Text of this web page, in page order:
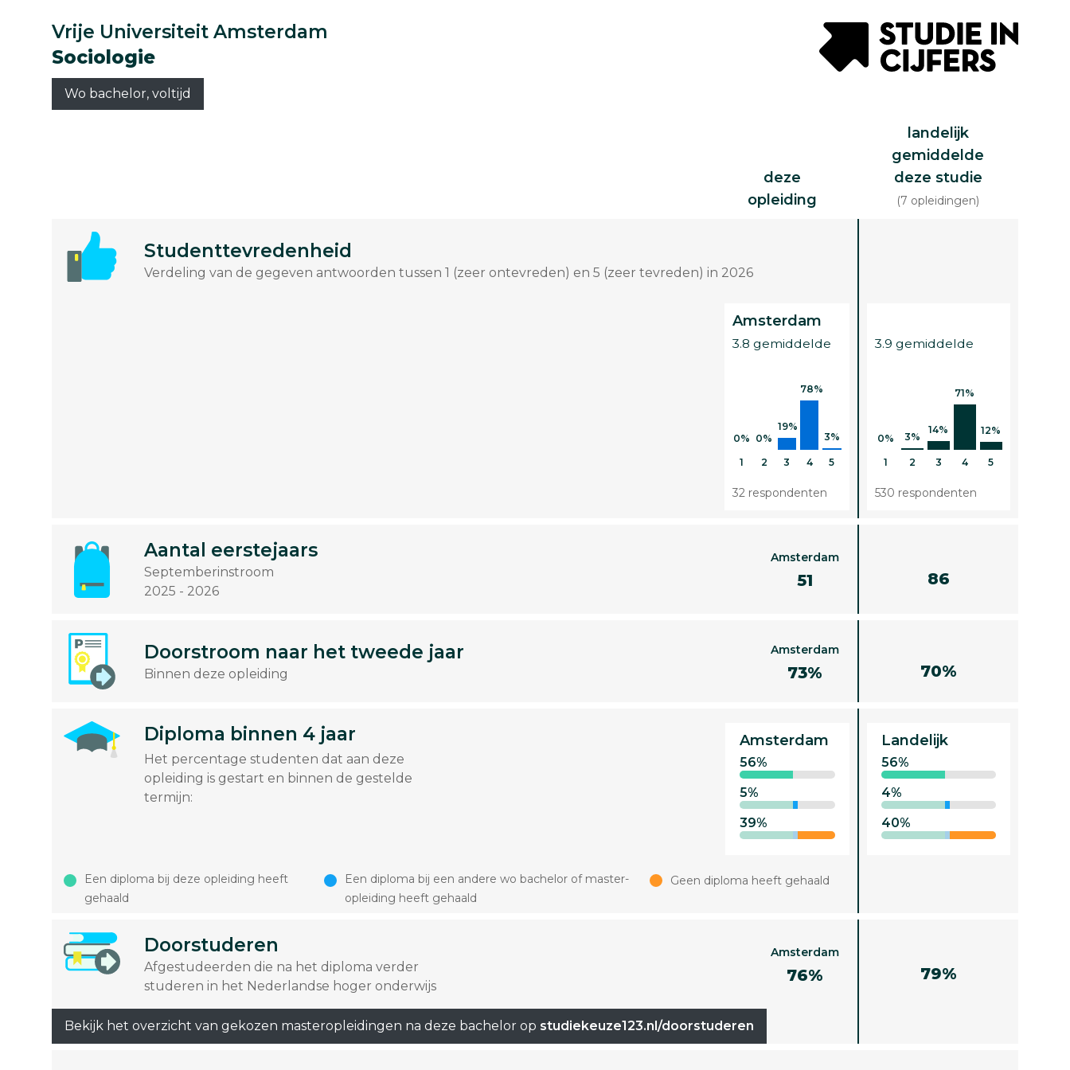
Vrije Universiteit Amsterdam
Sociologie
Wo bachelor, voltijd
deze
opleiding
landelijk
gemiddelde
deze studie
(7 opleidingen)
Studenttevredenheid
Verdeling van de gegeven antwoorden tussen 1 (zeer ontevreden) en 5 (zeer tevreden) in 2026
Amsterdam
3.8 gemiddelde
0%
1
0%
2
19%
3
78%
4
3%
5
32 respondenten
3.9 gemiddelde
0%
1
3%
2
14%
3
71%
4
12%
5
530 respondenten
Aantal eerstejaars
Septemberinstroom
2025 - 2026
Amsterdam
51 86
Doorstroom naar het tweede jaar
Binnen deze opleiding
Amsterdam
73% 70%
Diploma binnen 4 jaar
Het percentage studenten dat aan deze
opleiding is gestart en binnen de gestelde
termijn:
Amsterdam
56%
5%
39%
Landelijk
56%
4%
40%
Een diploma bij deze opleiding heeft
gehaald
Een diploma bij een andere wo bachelor of master-
opleiding heeft gehaald
Geen diploma heeft gehaald
Doorstuderen
Afgestudeerden die na het diploma verder
studeren in het Nederlandse hoger onderwijs
Amsterdam
76% 79%
Bekijk het overzicht van gekozen masteropleidingen na deze bachelor op studiekeuze123.nl/doorstuderen